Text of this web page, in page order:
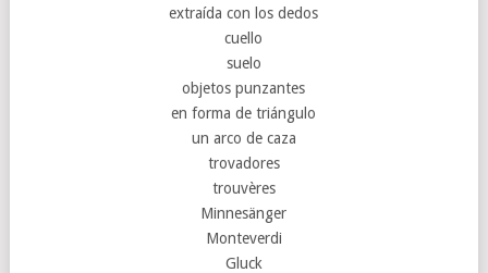
extraída con los dedos
cuello
suelo
objetos punzantes
en forma de triángulo
un arco de caza
trovadores
trouvères
Minnesänger
Monteverdi
Gluck